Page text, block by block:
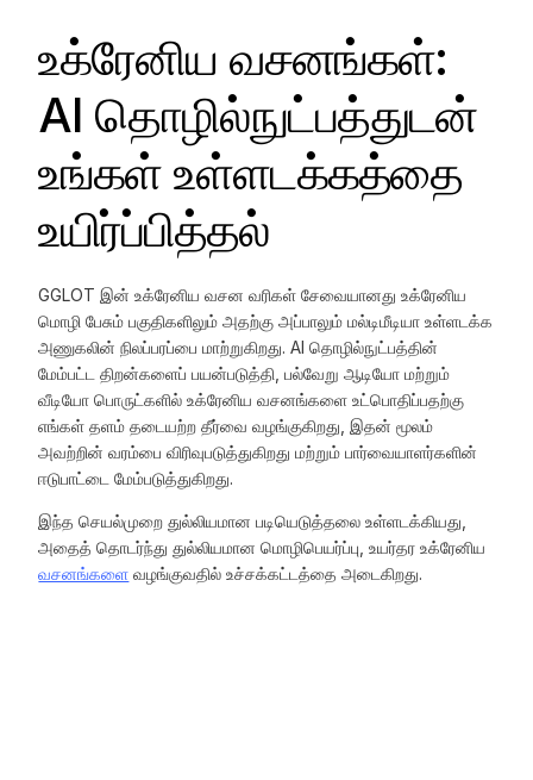
உக்ரேனிய வசனங்கள்:
AI தொழில்நுட்பத்துடன்
உங்கள் உள்ளடக்கத்தை
உயிர்ப்பித்தல்
GGLOT இன் உக்ரேனிய வசன வரிகள் சேவையானது உக்ரேனிய
மொழி பேசும் பகுதிகளிலும் அதற்கு அப்பாலும் மல்டிமீடியா உள்ளடக்க
அணுகலின் நிலப்பரப்பை மாற்றுகிறது. AI தொழில்நுட்பத்தின்
மேம்பட்ட திறன்களைப் பயன்படுத்தி, பல்வேறு ஆடியோ மற்றும்
வீடியோ பொருட்களில் உக்ரேனிய வசனங்களை உட்பொதிப்பதற்கு
எங்கள் தளம் தடையற்ற தீர்வை வழங்குகிறது, இதன் மூலம்
அவற்றின் வரம்பை விரிவுபடுத்துகிறது மற்றும் பார்வையாளர்களின்
ஈடுபாட்டை மேம்படுத்துகிறது.
இந்த செயல்முறை துல்லியமான படியெடுத்தலை உள்ளடக்கியது,
அதைத் தொடர்ந்து துல்லியமான மொழிபெயர்ப்பு, உயர்தர உக்ரேனிய
வசனங்களை வழங்குவதில் உச்சக்கட்டத்தை அடைகிறது.